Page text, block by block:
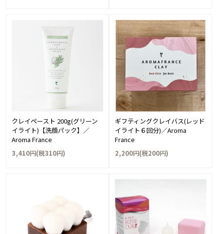
クレイペースト 200g(グリーン
イライト)【洗顔パック】／
Aroma France
3,410円(税310円)
ギフティングクレイバス(レッド
イライト６回分)／Aroma
France
2,200円(税200円)